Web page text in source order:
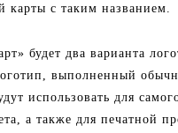
карты с таким названием.
будет два варианта
выполненный
использовать для
а также для печатной